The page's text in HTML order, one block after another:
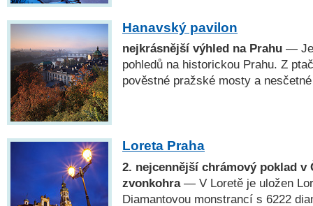
Hanavský pavilon
nejkrásnější výhled na Prahu —
pohledů na historickou Prahu. Z
pověstné pražské mosty a
Loreta Praha
2. nejcennější chrámový poklad v
zvonkohra — V Loretě je uložen
Diamantovou monstrancí s 6222